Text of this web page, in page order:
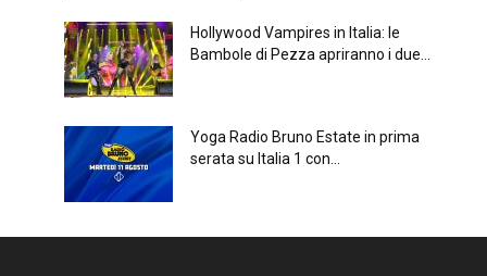
Hollywood Vampires in Italia: le
Bambole di Pezza apriranno i due...
Yoga Radio Bruno Estate in prima
serata su Italia 1 con...